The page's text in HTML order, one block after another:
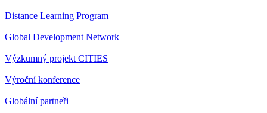
Distance Learning Program
Global Development Network
Výzkumný projekt CITIES
Výroční konference
Globální partneři